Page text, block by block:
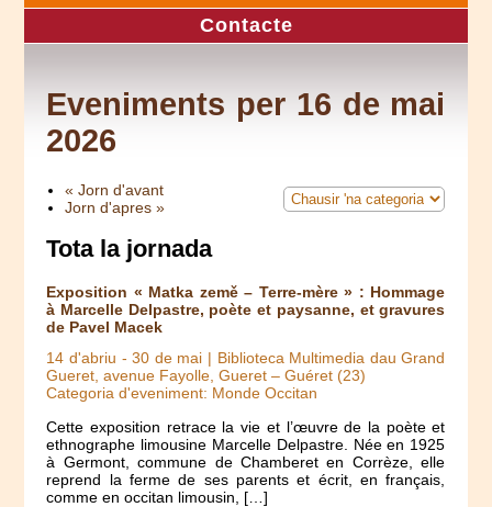
Contacte
Eveniments per 16 de mai
2026
« Jorn d'avant
Jorn d'apres »
Tota la jornada
Exposition « Matka země – Terre-mère » : Hommage
à Marcelle Delpastre, poète et paysanne, et gravures
de Pavel Macek
14 d'abriu -30 de mai | Biblioteca Multimedia dau Grand
Gueret, avenue Fayolle, Gueret – Guéret (23)
Categoria d'eveniment: Monde Occitan
Cette exposition retrace la vie et l’œuvre de la poète et
ethnographe limousine Marcelle Delpastre. Née en 1925
à Germont, commune de Chamberet en Corrèze, elle
reprend la ferme de ses parents et écrit, en français,
comme en occitan limousin, […]